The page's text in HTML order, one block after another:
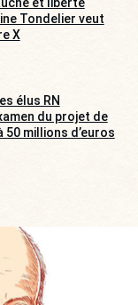
Tondelier veut
X
élus RN
du projet de
50 millions d’euros